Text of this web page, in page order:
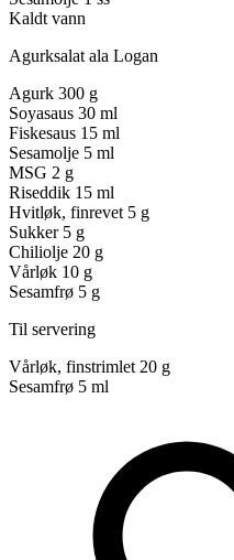
Kaldt vann
Agurksalat ala Logan
Agurk 300 g
Soyasaus 30 ml
Fiskesaus 15 ml
Sesamolje 5 ml
MSG 2 g
Riseddik 15 ml
Hvitløk, finrevet 5 g
Sukker 5 g
Chiliolje 20 g
Vårløk 10 g
Sesamfrø 5 g
Til servering
Vårløk, finstrimlet 20 g
Sesamfrø 5 ml